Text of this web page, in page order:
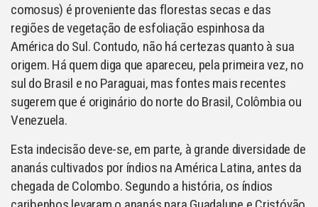
comosus) é proveniente das florestas secas e das
regiões de vegetação de esfoliação espinhosa da
América do Sul. Contudo, não há certezas quanto à sua
origem. Há quem diga que apareceu, pela primeira vez, no
sul do Brasil e no Paraguai, mas fontes mais recentes
sugerem que é originário do norte do Brasil, Colômbia ou
Venezuela.
Esta indecisão deve-se, em parte, à grande diversidade de
ananás cultivados por índios na América Latina, antes da
chegada de Colombo. Segundo a história, os índios